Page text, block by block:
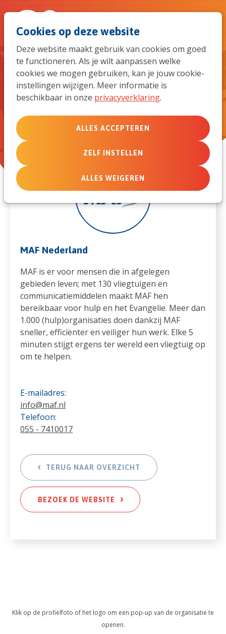
Cookies op deze website
Deze website maakt gebruik van cookies om goed
te functioneren. Als je wilt aanpassen welke
cookies we mogen gebruiken, kan je jouw cookie-
instellingen wijzigen. Meer informatie is
beschikbaar in onze privacyverklaring.
ALLES ACCEPTEREN
ZELF INSTELLEN
ALLES WEIGEREN
naar
de
De volgende organisaties zijn
met een member care-
coördinator aangesloten bij
ons netwerk
MAF Nederland
MAF is er voor mensen die in afgelegen
gebieden leven; met 130 vliegtuigen en
communicatiemiddelen maakt MAF hen
bereikbaar voor hulp en het Evangelie. Meer dan
1.000 (hulp)organisaties doen dankzij MAF
sneller, efficiënter en veiliger hun werk. Elke 5
minuten stijgt ergens ter wereld een vliegtuig op
om te helpen.
E-mailadres:
info@maf.nl
Telefoon:
055 - 7410017
TERUG NAAR OVERZICHT
BEZOEK DE WEBSITE
Klik op de profielfoto of het logo om een pop-up van de organisatie te
openen.